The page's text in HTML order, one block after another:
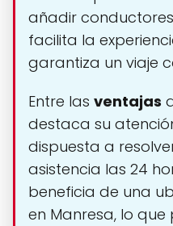
añadir
facilita la
garantiza un viaje
Entre las ventajas
destaca su
dispuesta a
asistencia las 24
beneficia de una
en Manresa, lo